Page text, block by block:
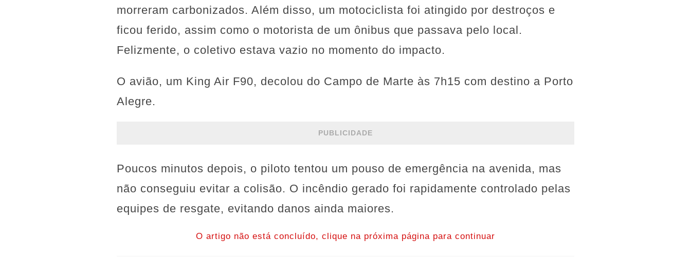
morreram carbonizados. Além disso, um motociclista foi atingido por destroços e
ficou ferido, assim como o motorista de um ônibus que passava pelo local.
Felizmente, o coletivo estava vazio no momento do impacto.
O avião, um King Air F90, decolou do Campo de Marte às 7h15 com destino a Porto
Alegre.
PUBLICIDADE
Poucos minutos depois, o piloto tentou um pouso de emergência na avenida, mas
não conseguiu evitar a colisão. O incêndio gerado foi rapidamente controlado pelas
equipes de resgate, evitando danos ainda maiores.
O artigo não está concluído, clique na próxima página para continuar